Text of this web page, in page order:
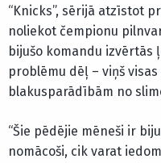
“Knicks”, sērijā atzīstot
noliekot čempionu
bijušo komandu izvērtās
problēmu dēļ – viņš
blakusparādībām no
“Šie pēdējie mēneši ir
nomācoši, cik varat